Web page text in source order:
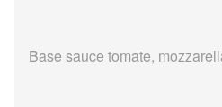
Base sauce tomate,